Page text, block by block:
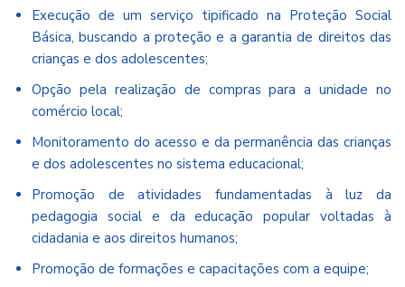
Execução de um serviço tipificado na Proteção Social
Básica, buscando a proteção e a garantia de direitos das
crianças e dos adolescentes;
Opção pela realização de compras para a unidade no
comércio local;
Monitoramento do acesso e da permanência das crianças
e dos adolescentes no sistema educacional;
Promoção de atividades fundamentadas à luz da
pedagogia social e da educação popular voltadas à
cidadania e aos direitos humanos;
Promoção de formações e capacitações com a equipe;